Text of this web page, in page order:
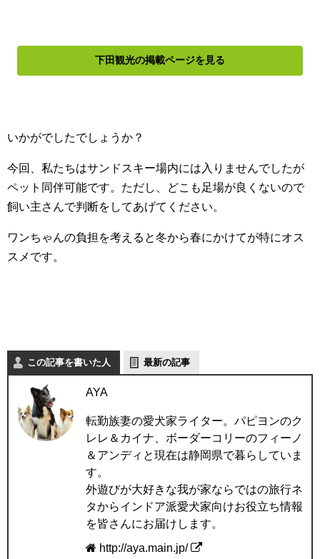
下田観光の掲載ページを見る
いかがでしたでしょうか？
今回、私たちはサンドスキー場内には入りませんでしたが
ペット同伴可能です。ただし、どこも足場が良くないので
飼い主さんで判断をしてあげてください。
ワンちゃんの負担を考えると冬から春にかけてが特にオス
スメです。
この記事を書いた人 最新の記事
AYA
転勤族妻の愛犬家ライター。パピヨンのク
レレ＆カイナ、ボーダーコリーのフィーノ
＆アンディと現在は静岡県で暮らしていま
す。
外遊びが大好きな我が家ならではの旅行ネ
タからインドア派愛犬家向けお役立ち情報
を皆さんにお届けします。
http://aya.main.jp/